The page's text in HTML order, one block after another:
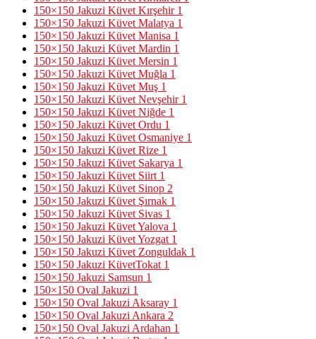
150×150 Jakuzi Küvet Kırşehir 1
150×150 Jakuzi Küvet Malatya 1
150×150 Jakuzi Küvet Manisa 1
150×150 Jakuzi Küvet Mardin 1
150×150 Jakuzi Küvet Mersin 1
150×150 Jakuzi Küvet Muğla 1
150×150 Jakuzi Küvet Muş 1
150×150 Jakuzi Küvet Nevşehir 1
150×150 Jakuzi Küvet Niğde 1
150×150 Jakuzi Küvet Ordu 1
150×150 Jakuzi Küvet Osmaniye 1
150×150 Jakuzi Küvet Rize 1
150×150 Jakuzi Küvet Sakarya 1
150×150 Jakuzi Küvet Siirt 1
150×150 Jakuzi Küvet Sinop 2
150×150 Jakuzi Küvet Şırnak 1
150×150 Jakuzi Küvet Sivas 1
150×150 Jakuzi Küvet Yalova 1
150×150 Jakuzi Küvet Yozgat 1
150×150 Jakuzi Küvet Zonguldak 1
150×150 Jakuzi KüvetTokat 1
150×150 Jakuzi Samsun 1
150×150 Oval Jakuzi 1
150×150 Oval Jakuzi Aksaray 1
150×150 Oval Jakuzi Ankara 2
150×150 Oval Jakuzi Ardahan 1